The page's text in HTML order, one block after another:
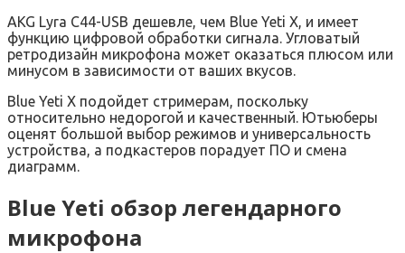
AKG Lyra C44-USB дешевле, чем Blue Yeti X, и имеет
функцию цифровой обработки сигнала. Угловатый
ретродизайн микрофона может оказаться плюсом или
минусом в зависимости от ваших вкусов.
Blue Yeti X подойдет стримерам, поскольку
относительно недорогой и качественный. Ютьюберы
оценят большой выбор режимов и универсальность
устройства, а подкастеров порадует ПО и смена
диаграмм.
Blue Yeti обзор легендарного
микрофона